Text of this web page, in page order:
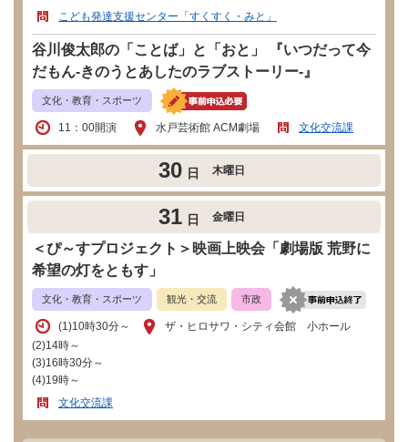
こども発達支援センター「すくすく・みと」
谷川俊太郎の「ことば」と「おと」 『いつだって今
だもん-きのうとあしたのラブストーリー-』
文化・教育・スポーツ
11：00開演 水戸芸術館 ACM劇場 文化交流課
30 日 木曜日
31 日 金曜日
＜ぴ～すプロジェクト＞映画上映会「劇場版 荒野に
希望の灯をともす」
文化・教育・スポーツ 観光・交流 市政
​(1)10時30分～
(2)14時～
(3)16時30分～
(4)19時～
ザ・ヒロサワ・シティ会館 小ホール
文化交流課